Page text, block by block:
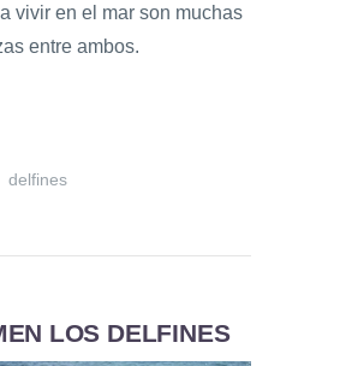
vivir en el mar son muchas
entre ambos.
delfines
LOS DELFINES